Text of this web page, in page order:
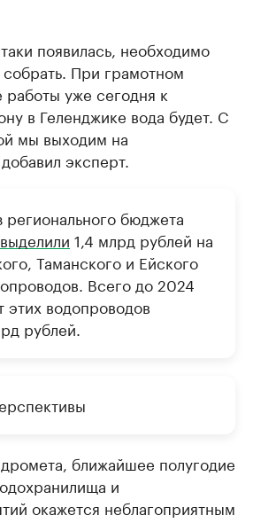
появилась, необходимо
При грамотном
работы уже сегодня к
в Геленджике вода будет. С
мы выходим на
эксперт.
бюджета
выделили 1,4 млрд рублей на
Таманского и Ейского
Всего до 2024
этих водопроводов
рублей.
ближайшее полугодие
и
окажется неблагоприятным